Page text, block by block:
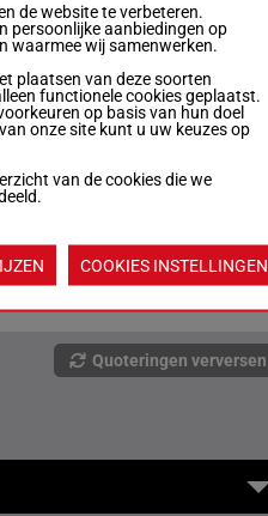
Quoteringen verversen
de website te verbeteren.
persoonlijke aanbiedingen op
waarmee wij samenwerken.
plaatsen van deze soorten
functionele cookies geplaatst.
op basis van hun doel
onze site kunt u uw keuzes op
van de cookies die we
COOKIES INSTELLINGEN